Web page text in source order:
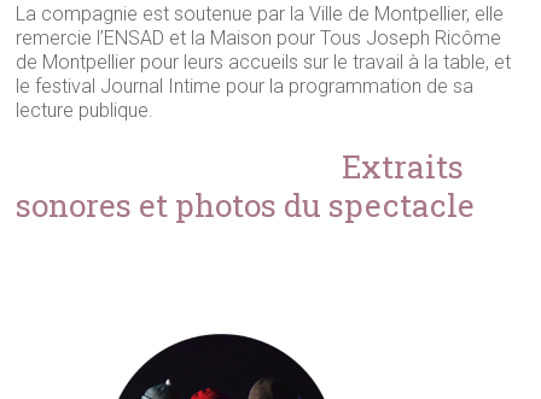
La compagnie est soutenue par la Ville de Montpellier, elle
remercie l’ENSAD et la Maison pour Tous Joseph Ricôme
de Montpellier pour leurs accueils sur le travail à la table, et
le festival Journal Intime pour la programmation de sa
lecture publique.
Extraits
sonores et photos du spectacle